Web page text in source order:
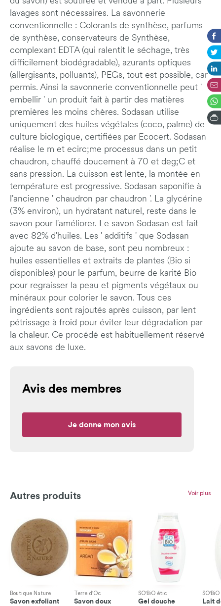
lavages sont nécessaires. La savonnerie
conventionnelle : Colorants de synthèse, parfums
de synthèse, conservateurs de Synthèse,
complexant EDTA (qui ralentit le séchage, très
difficilement biodégradable), azurants optiques
(allergisants, polluants), PEGs, tout est possible, car
permis. Ainsi la savonnerie conventionnelle peut '
embellir ' un produit fait à partir des matières
premières les moins chères. Sodasan utilise
uniquement des huiles végétales (coco, palme) de
culture biologique, certifiées par Ecocert. Sodasan
réalise le m et ecirc;me processus dans un petit
chaudron, chauffé doucement à 70 et deg;C et
sans pression. La cuisson est lente, la montée en
température est progressive. Sodasan saponifie à
l'ancienne ' chaudron par chaudron '. La glycérine
(3% environ), un hydratant naturel, reste dans le
savon pour l'améliorer. Le savon Sodasan est fait
avec 82% d'huiles. Les ' additifs ' que Sodasan
ajoute au savon de base, sont peu nombreux :
huiles essentielles et extraits de plantes (Bio si
disponibles) pour le parfum, beurre de karité Bio
pour regraisser la peau et pigments végétaux ou
minéraux pour colorier le savon. Tous ces
ingrédients sont rajoutés après cuisson, par lent
pétrissage à froid pour éviter leur dégradation par
la chaleur. Ce procédé est habituellement réservé
aux savons de luxe.
Avis des membres
Je donne mon avis
Autres produits Voir plus
Boutique Nature
Savon exfoliant
Terre d'Oc
Savon doux
SO'BiO étic
Gel douche
Lait